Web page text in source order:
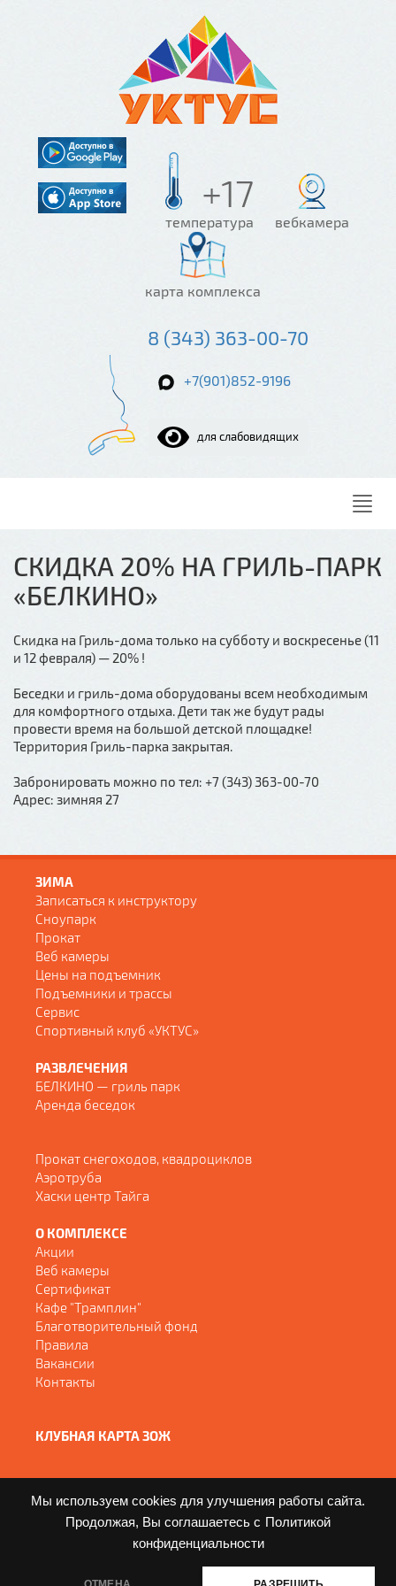
Мы используем cookies для улучшения работы сайта.
Продолжая, Вы соглашаетесь с Политикой
конфиденциальности
+17
температура вебкамера
карта комплекса
8 (343) 363-00-70
+7(901)852-9196
для слабовидящих
СКИДКА 20% НА ГРИЛЬ-ПАРК
«БЕЛКИНО»
Скидка на Гриль-дома только на субботу и воскресенье (11
и 12 февраля) — 20% !
Беседки и гриль-дома оборудованы всем необходимым
для комфортного отдыха. Дети так же будут рады
провести время на большой детской площадке!
Территория Гриль-парка закрытая.
Забронировать можно по тел: +7 (343) 363-00-70
Адрес: зимняя 27
ЗИМА
Записаться к инструктору
Сноупарк
Прокат
Веб камеры
Цены на подъемник
Подъемники и трассы
Сервис
Спортивный клуб «УКТУС»
РАЗВЛЕЧЕНИЯ
БЕЛКИНО — гриль парк
Аренда беседок
Прокат снегоходов, квадроциклов
Аэротруба
Хаски центр Тайга
О КОМПЛЕКСЕ
Акции
Веб камеры
Сертификат
Кафе "Трамплин"
Благотворительный фонд
Правила
Вакансии
Контакты
КЛУБНАЯ КАРТА ЗОЖ
© Copyright - 2017-2026